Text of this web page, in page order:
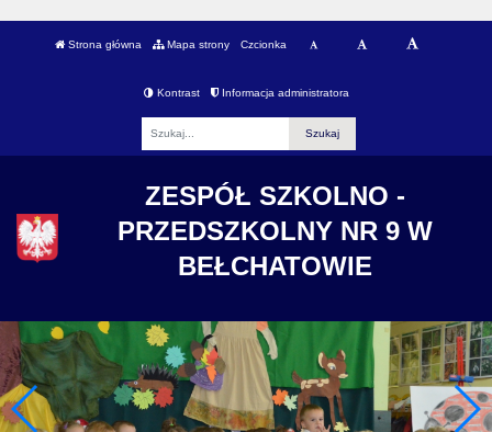
Strona główna Mapa strony Czcionka
Kontrast Informacja administratora
ZESPÓŁ SZKOLNO -
PRZEDSZKOLNY NR 9 W
BEŁCHATOWIE